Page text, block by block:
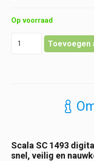
Op voorraad
Toevoegen
Scala SC 1493
snel, veilig en